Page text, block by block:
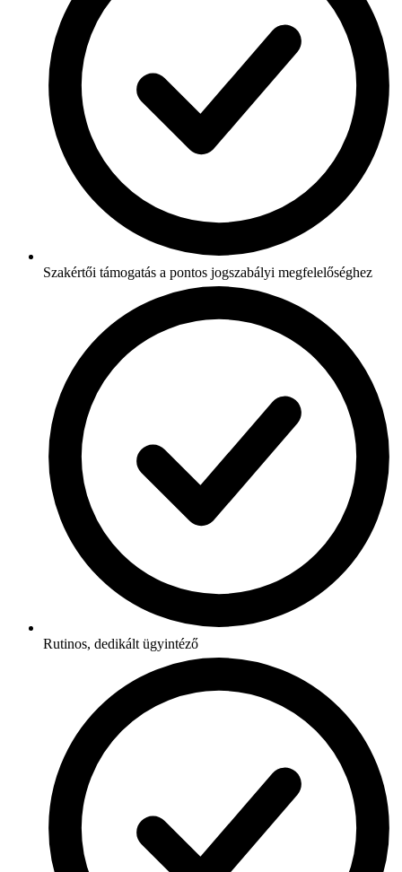
Szakértői támogatás a pontos jogszabályi megfelelőséghez
Rutinos, dedikált ügyintéző